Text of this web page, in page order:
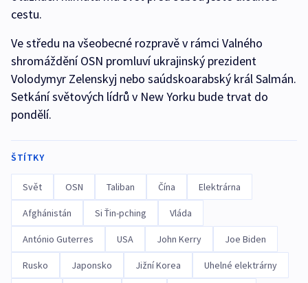
cestu.
Ve středu na všeobecné rozpravě v rámci Valného
shromáždění OSN promluví ukrajinský prezident
Volodymyr Zelenskyj nebo saúdskoarabský král Salmán.
Setkání světových lídrů v New Yorku bude trvat do
pondělí.
ŠTÍTKY
Svět OSN Taliban Čína Elektrárna
Afghánistán Si Ťin-pching Vláda
António Guterres USA John Kerry Joe Biden
Rusko Japonsko Jižní Korea Uhelné elektrárny